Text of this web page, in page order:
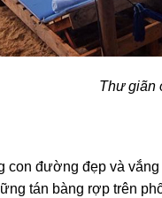
Thư giãn
đường đẹp và
tán bàng rợp trên